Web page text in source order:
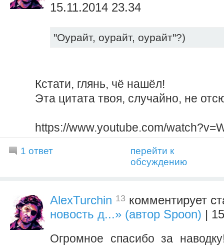
15.11.2014 23.34
"Оурайт, оурайт, оурайт"?)
Кстати, глянь, чё нашёл!
Эта цитата твоя, случайно, не
https://www.youtube.com/
1 ответ
перейти к
обсуждению
AlexTurchin 13 комментирует
новость д...» (автор Spoon) |
Огромное спасибо за